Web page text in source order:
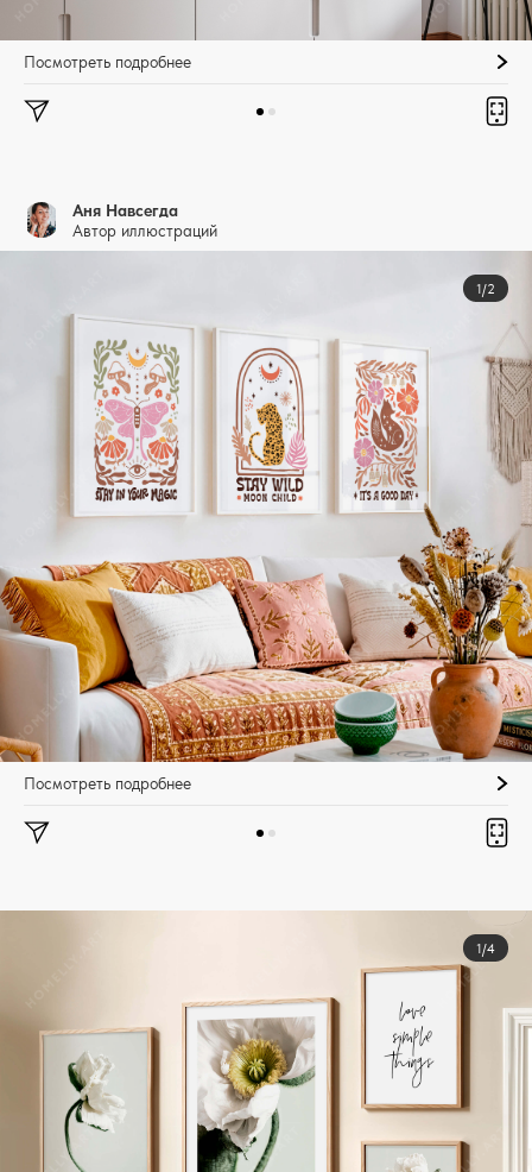
Посмотреть подробнее
Аня Навсегда
Автор иллюстраций
1/2
Посмотреть подробнее
1/4